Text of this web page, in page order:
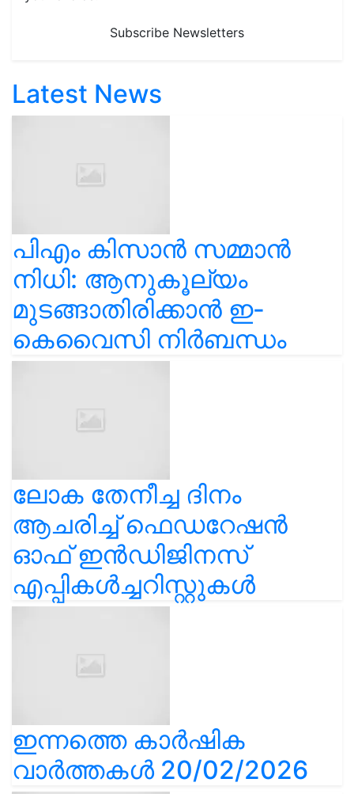
Subscribe Newsletters
Latest News
പിഎം കിസാൻ സമ്മാൻ
നിധി: ആനുകൂല്യം
മുടങ്ങാതിരിക്കാൻ ഇ-
കെവൈസി നിർബന്ധം
ലോക തേനീച്ച ദിനം
ആചരിച്ച് ഫെഡറേഷൻ
ഓഫ് ഇൻഡിജിനസ്
എപ്പികൾച്ചറിസ്റ്റുകൾ
ഇന്നത്തെ കാർഷിക
വാർത്തകൾ 20/02/2026